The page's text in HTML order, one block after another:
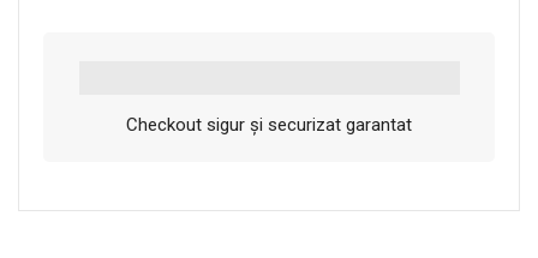
Checkout sigur și securizat garantat